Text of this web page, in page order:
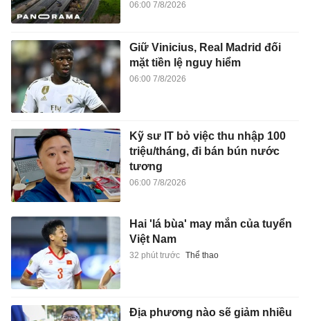
06:00 7/8/2026
Giữ Vinicius, Real Madrid đối
mặt tiền lệ nguy hiểm
06:00 7/8/2026
Kỹ sư IT bỏ việc thu nhập 100
triệu/tháng, đi bán bún nước
tương
06:00 7/8/2026
Hai 'lá bùa' may mắn của tuyển
Việt Nam
32 phút trước Thể thao
Địa phương nào sẽ giảm nhiều